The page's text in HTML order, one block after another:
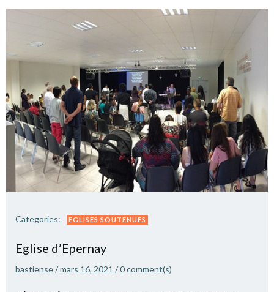
Categories: EGLISES SOUTENUES
Eglise d’Epernay
bastiense/mars 16, 2021 /0comment(s)